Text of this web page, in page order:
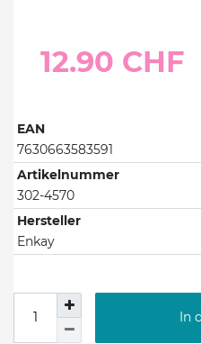
12.90 CHF
EAN
7630663583591
Artikelnummer
302-4570
Hersteller
Enkay
In